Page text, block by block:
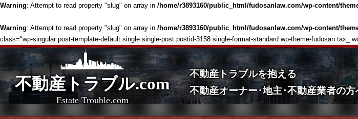
Warning: Attempt to read property "slug" on array in /home/r3893160/public_html/fudosanlaw.com/wp-content/
Warning: Attempt to read property "slug" on array in /home/r3893160/public_html/fudosanlaw.com/wp-content/
class="wp-singular post-template-default single single-post postid-3158 single-format-standard wp-theme-fudosan tax_
不動産トラブル.com
Estate Trouble.com
不動産トラブルを抱える
不動産オーナー･地主･不動産業者の方